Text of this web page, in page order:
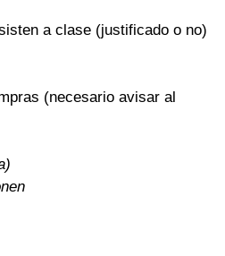
a clase (justificado o no)
(necesario avisar al